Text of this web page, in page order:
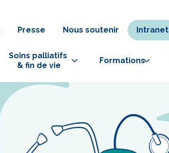
Presse Nous soutenir Intranet
Soins palliatifs
& fin de vie
Formations